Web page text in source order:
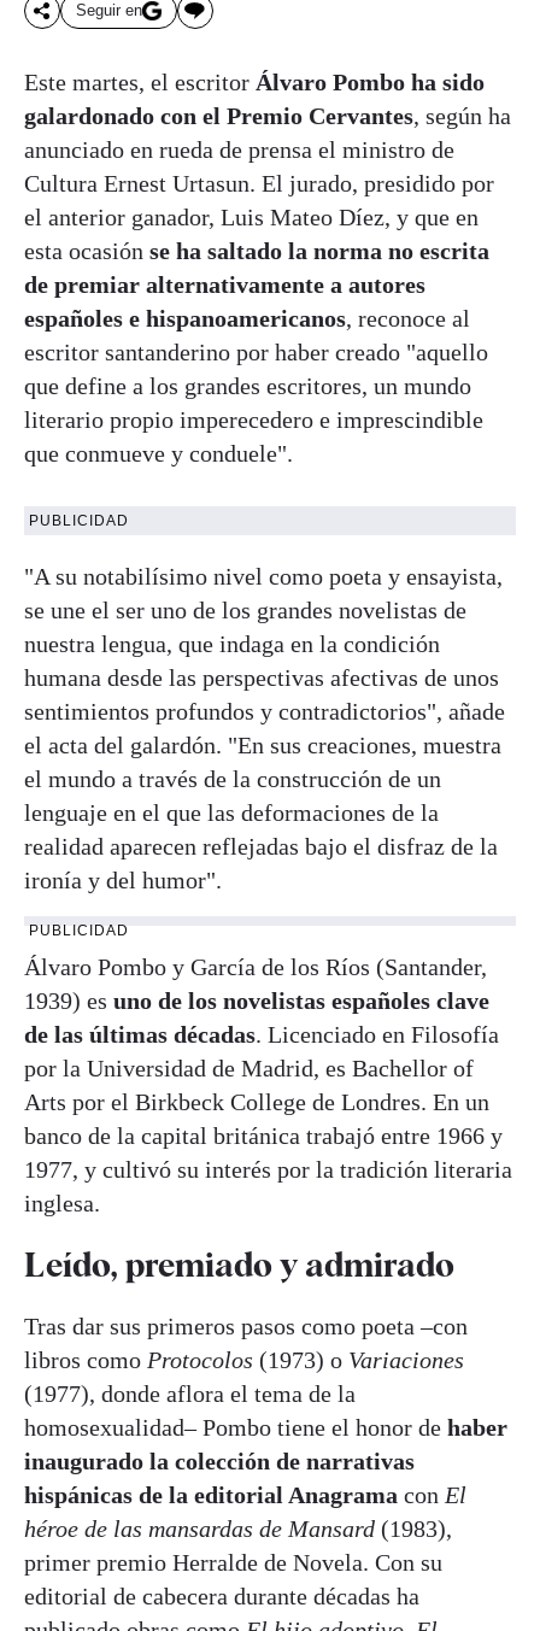
Seguir en
Este martes, el escritor Álvaro Pombo ha sido
galardonado con el Premio Cervantes, según ha
anunciado en rueda de prensa el ministro de
Cultura Ernest Urtasun. El jurado, presidido por
el anterior ganador, Luis Mateo Díez, y que en
esta ocasión se ha saltado la norma no escrita
de premiar alternativamente a autores
españoles e hispanoamericanos, reconoce al
escritor santanderino por haber creado "aquello
que define a los grandes escritores, un mundo
literario propio imperecedero e imprescindible
que conmueve y conduele".
PUBLICIDAD
"A su notabilísimo nivel como poeta y ensayista,
se une el ser uno de los grandes novelistas de
nuestra lengua, que indaga en la condición
humana desde las perspectivas afectivas de unos
sentimientos profundos y contradictorios", añade
el acta del galardón. "En sus creaciones, muestra
el mundo a través de la construcción de un
lenguaje en el que las deformaciones de la
realidad aparecen reflejadas bajo el disfraz de la
ironía y del humor".
PUBLICIDAD
Álvaro Pombo y García de los Ríos (Santander,
1939) es uno de los novelistas españoles clave
de las últimas décadas. Licenciado en Filosofía
por la Universidad de Madrid, es Bachellor of
Arts por el Birkbeck College de Londres. En un
banco de la capital británica trabajó entre 1966 y
1977, y cultivó su interés por la tradición literaria
inglesa.
Leído, premiado y admirado
Tras dar sus primeros pasos como poeta –con
libros como Protocolos (1973) o Variaciones
(1977), donde aflora el tema de la
homosexualidad– Pombo tiene el honor de haber
inaugurado la colección de narrativas
hispánicas de la editorial Anagrama con El
héroe de las mansardas de Mansard (1983),
primer premio Herralde de Novela. Con su
editorial de cabecera durante décadas ha